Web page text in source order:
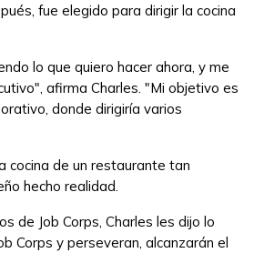
fue elegido para dirigir la cocina
lo que quiero hacer ahora, y me
afirma Charles. "Mi objetivo es
donde dirigiría varios
cocina de un restaurante tan
hecho realidad.
de Job Corps, Charles les dijo lo
Corps y perseveran, alcanzarán el